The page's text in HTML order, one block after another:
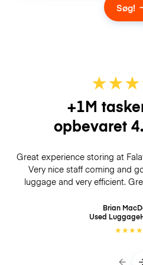
Søg!
★★★
+1M
opbevaret
Great experience storing at
Very nice staff coming and
luggage and very efficient.
Brian
Used
★★★★